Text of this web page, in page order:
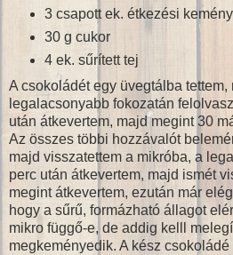
3 csapott ek. étkezési
30 g cukor
4 ek. sűrített tej
A csokoládét egy üvegtálba tettem,
legalacsonyabb fokozatán
után átkevertem, majd megint 30
Az összes többi hozzávalót
majd visszatettem a mikróba, a
perc után átkevertem, majd ismét
megint átkevertem, ezután már
hogy a sűrű, formázható állagot
mikro függő-e, de addig kelll
megkeményedik. A kész